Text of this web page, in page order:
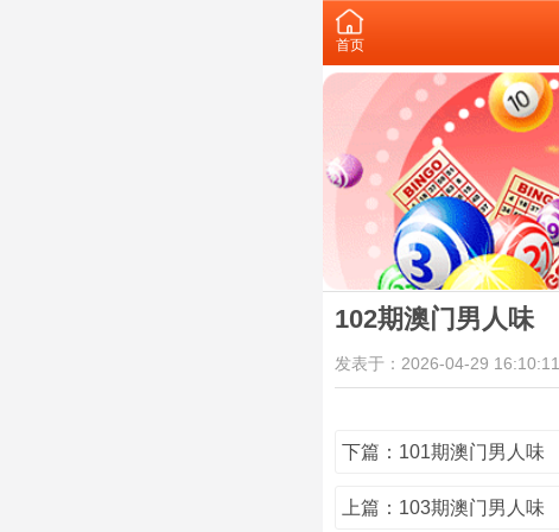
首页
102期澳门男人味
发表于：2026-04-29 16:10:11
下篇：101期澳门男人味
上篇：103期澳门男人味